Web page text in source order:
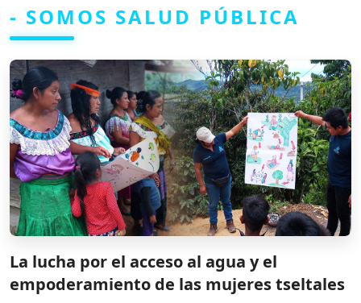
- SOMOS SALUD PÚBLICA
La lucha por el acceso al agua y el
empoderamiento de las mujeres tseltales